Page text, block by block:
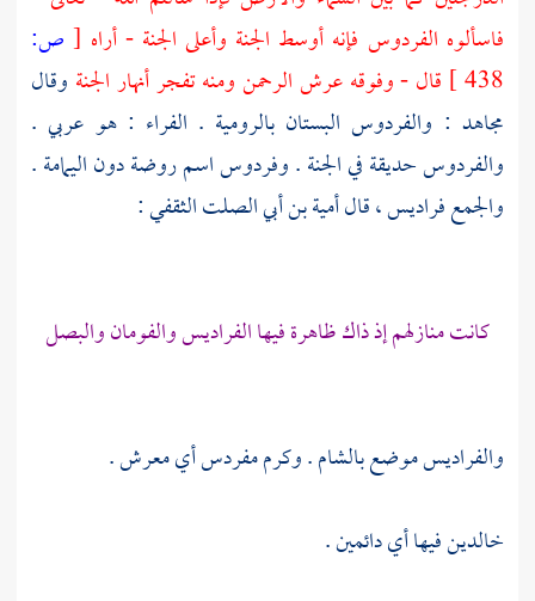
فاسألوه الفردوس فإنه أوسط الجنة وأعلى الجنة - أراه [ ص:
438 ] قال - وفوقه عرش الرحمن ومنه تفجر أنهار الجنة وقال
مجاهد : والفردوس البستان بالرومية . الفراء : هو عربي .
والفردوس حديقة في الجنة . وفردوس اسم روضة دون اليمامة .
والجمع فراديس ، قالأمية بن أبي الصلت الثقفي :
كانت منازلهم إذ ذاك ظاهرة فيها الفراديس والفومان والبصل
والفراديس موضعبالشام. وكرم مفردس أي معرش .
خالدين فيها أي دائمين .